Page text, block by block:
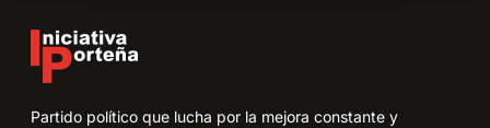
Partido político que lucha por la mejora constante y